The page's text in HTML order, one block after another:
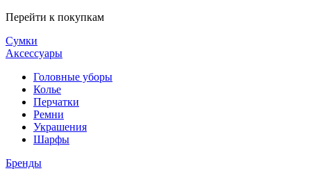
Перейти к покупкам
Сумки
Аксессуары
Головные уборы
Колье
Перчатки
Ремни
Украшения
Шарфы
Бренды